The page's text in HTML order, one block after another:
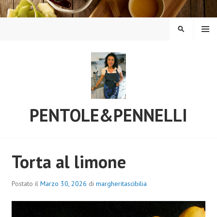
Vai
al
PENTOLE&PENNELLI
MENU
CERCA
Torta al limone
Postato il Marzo 30, 2026 di margheritascibilia